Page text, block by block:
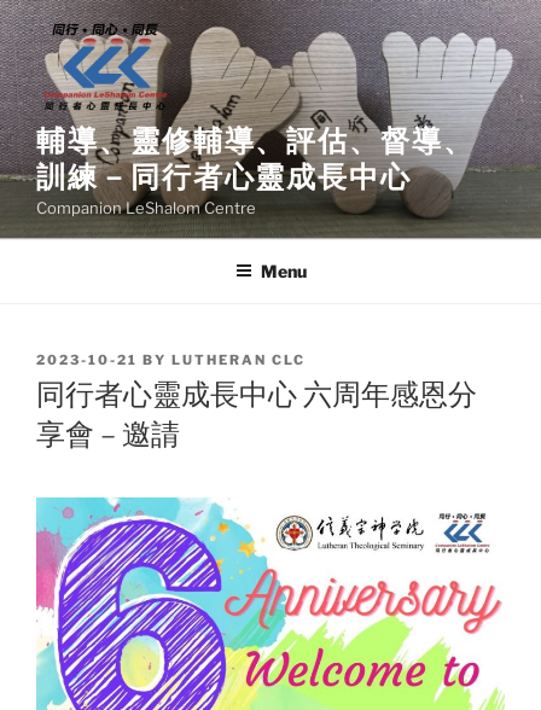
Skip
to
content
輔導、靈修輔導、評估、督導、
訓練－同行者心靈成長中心
Companion LeShalom Centre
Menu
POSTED
ON
2023-10-21 BY LUTHERAN CLC
同行者心靈成長中心 六周年感恩分
享會 – 邀請